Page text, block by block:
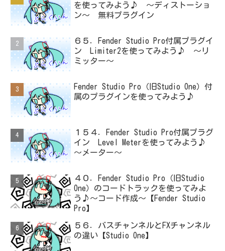
を使ってみよう♪ ～ディストーショ
ン～ 無料プラグイン
６５．Fender Studio Pro付属プラグイ
ン Limiter2を使ってみよう♪ ～リ
ミッター～
Fender Studio Pro（旧Studio One）付
属のプラグインを使ってみよう♪
１５４．Fender Studio Pro付属プラグ
イン Level Meterを使ってみよう♪
～メーター～
４０．Fender Studio Pro（旧Studio
One）のコードトラックを使ってみよ
う♪～コード作成～【Fender Studio
Pro】
５６．バスチャンネルとFXチャンネル
の違い【Studio One】